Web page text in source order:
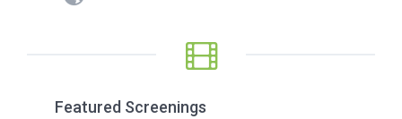
Featured Screenings